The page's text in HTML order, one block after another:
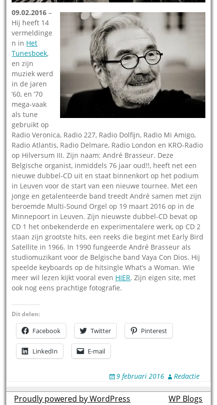
09.02.2016 –
Hij heeft 14
vermeldinge
n in Het
Tunesboek,
en zijn
muziek werd
in de jaren
’60, en ’70
mega-vaak
als tune
gebruikt op
Radio Veronica, Radio 227, Radio Dolfijn, Radio Mi Amigo,
Radio Atlantis, Radio Delmare, Radio London en KRO-Radio
op Hilversum III. Zijn naam: André Brasseur. Deze
Belgische organist, inmiddels 76 jaar oud!!, heeft net een
nieuwe dubbel-CD uit en staat binnenkort op het podium
in Leuven voor de start van een nieuwe tournee. Met een
jonge en getalenteerde band treedt André samen met zijn
beroemde Multi-Sound Orgel op 19 maart 2016 op in de
Minnepoort in Leuven. Zijn nieuwste dubbel-CD bevat op
CD 1 het onbekenderde en experimentalere werk, op CD 2
staan zijn grootste hits, een reeks die begint met Early Bird
Satellite in 1966. In 1990 fungeerde André Brasseur als
studiomuzikant voor de Belgische band Vaya Con Dios. Hij
speelde keyboards op de hitsingle What’s a Woman. Wie
meer wil lezen kijkt vooral even HIER. Zijn eigen site, met
ook nog eens prachtige fotografie.
Dit delen:
Facebook Twitter Pinterest
LinkedIn E-mail
9 februari 2016 Redactie
Proudly powered by WordPress theme byWP Blogs